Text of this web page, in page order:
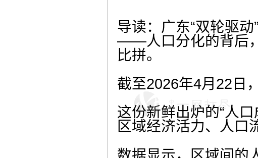
导读：广东“双轮驱动
——人口分化的背后
比拼。
截至2026年4月22日
这份新鲜出炉的“人
区域经济活力、人口